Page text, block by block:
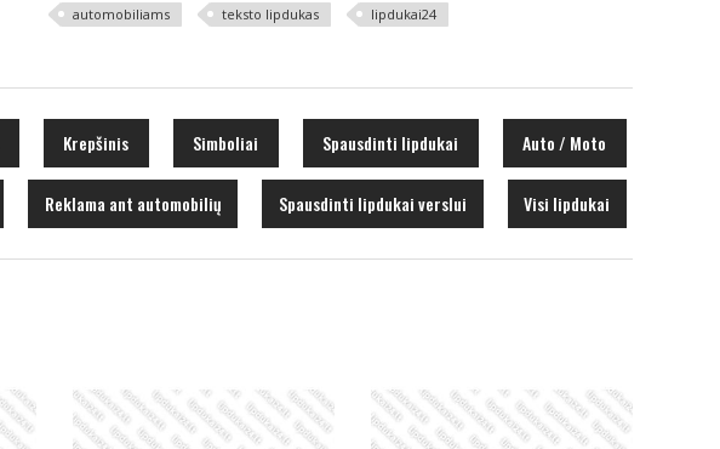
Jūsų teksto Youtube lipdukas Spausdinti lipdukai (laminuoti)
automobiliams teksto lipdukas lipdukai24
Krepšinis Simboliai Spausdinti lipdukai Auto / Moto
Reklama ant automobilių Spausdinti lipdukai verslui Visi lipdukai